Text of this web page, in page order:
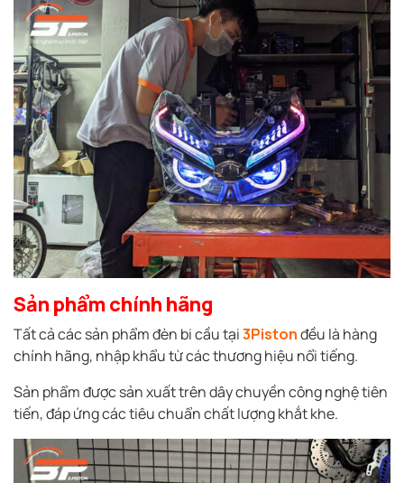
Sản phẩm chính hãng
Tất cả các sản phẩm đèn bi cầu tại3Pistonđều là hàng
chính hãng, nhập khẩu từ các thương hiệu nổi tiếng.
Sản phẩm được sản xuất trên dây chuyền công nghệ tiên
tiến, đáp ứng các tiêu chuẩn chất lượng khắt khe.